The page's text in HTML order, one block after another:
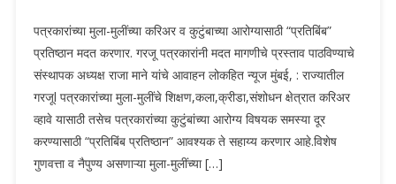
पत्रकारांच्या मुला-मुलींच्या करिअर व कुटुंबाच्या आरोग्यासाठी “प्रतिबिंब”
प्रतिष्ठान मदत करणार. गरजू पत्रकारांनी मदत मागणीचे प्रस्ताव पाठविण्याचे
संस्थापक अध्यक्ष राजा माने यांचे आवाहन लोकहित न्यूज मुंबई, : राज्यातील
गरजूl पत्रकारांच्या मुला-मुलींचे शिक्षण,कला,क्रीडा,संशोधन क्षेत्रात करिअर
व्हावे यासाठी तसेच पत्रकारांच्या कुटुंबांच्या आरोग्य विषयक समस्या दूर
करण्यासाठी “प्रतिबिंब प्रतिष्ठान” आवश्यक ते सहाय्य करणार आहे.विशेष
गुणवत्ता व नैपुण्य असणाऱ्या मुला-मुलींच्या […]